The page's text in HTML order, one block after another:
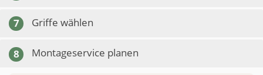
7 Griffe wählen
8 Montageservice planen